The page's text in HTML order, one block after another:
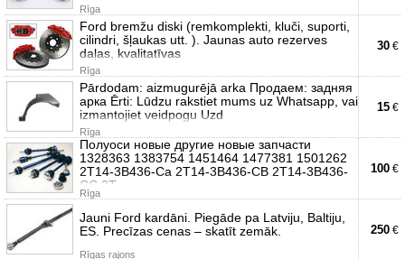
Rīga
Ford bremžu diski (remkomplekti, kluči, suporti,
cilindri, šļaukas utt. ). Jaunas auto rezerves
daļas, kvalitatīvas
Rīga
30 €
Pārdodam: aizmugurējā arka Продаем: задняя
арка Ērti: Lūdzu rakstiet mums uz Whatsapp, vai
izmantojiet veidpogu Uzd
Rīga
15 €
Полуоси новые другие новые запчасти
1328363 1383754 1451464 1477381 1501262
2T14-3B436-Ca 2T14-3B436-CB 2T14-3B436-
CC 2T
Rīga
100 €
Jauni Ford kardāni. Piegāde pa Latviju, Baltiju,
ES. Precīzas cenas – skatīt zemāk.
Rīgas rajons
250 €